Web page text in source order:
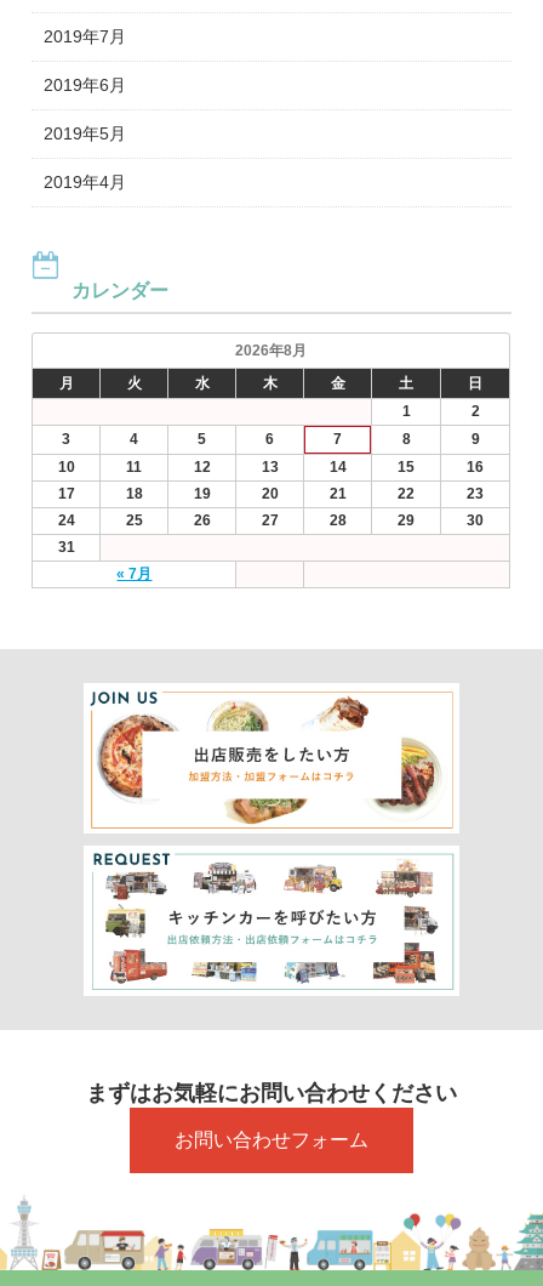
2019年7月
2019年6月
2019年5月
2019年4月
カレンダー
2026年8月
月
火 水 木 金 土 日
« 7月
1
2
3
4 5 6 7 8
9
10
11 12 13 14 15
16
17
18 19 20 21 22
23
24
25 26 27 28 29
30
31
まずはお気軽にお問い合わせください
お問い合わせフォーム